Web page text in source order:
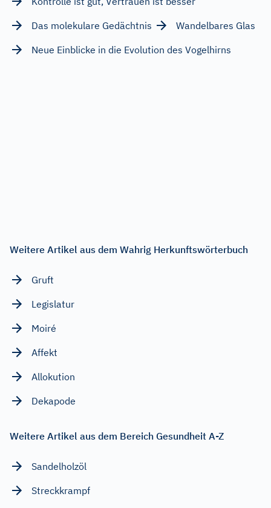
Das molekulare Gedächtnis
Wandelbares Glas
Neue Einblicke in die Evolution des Vogelhirns
Weitere Artikel aus dem Wahrig Herkunftswörterbuch
Gruft
Legislatur
Moiré
Affekt
Allokution
Dekapode
Weitere Artikel aus dem Bereich Gesundheit A-Z
Sandelholzöl
Streckkrampf